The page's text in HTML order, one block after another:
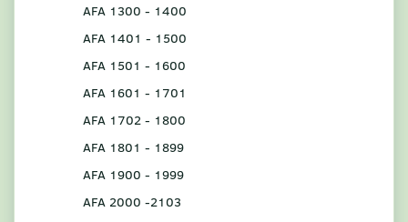
AFA 1300 - 1400
AFA 1401 - 1500
AFA 1501 - 1600
AFA 1601 - 1701
AFA 1702 - 1800
AFA 1801 - 1899
AFA 1900 - 1999
AFA 2000 -2103